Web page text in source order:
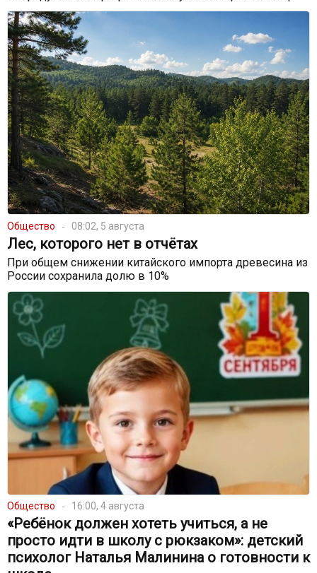
Общество 08:02, 5 августа
Лес, которого нет в отчётах
При общем снижении китайского импорта древесина из
России сохранила долю в 10%
Общество 16:00, 4 августа
«Ребёнок должен хотеть учиться, а не
просто идти в школу с рюкзаком»: детский
психолог Наталья Малинина о готовности к